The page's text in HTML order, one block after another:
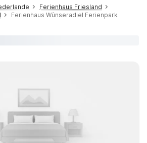
Ferienhaus Friesland
Ferienhaus Wûnseradiel Ferienpark